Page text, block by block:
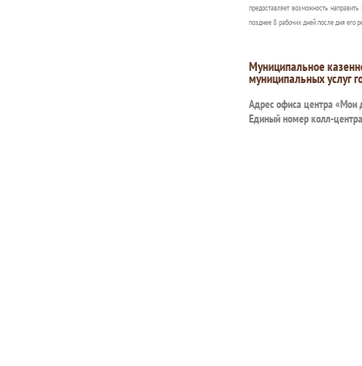
предоставляет возможность
позднее 8 рабочих дней после дня его
Муниципальное
муниципальных услуг
Адрес офиса центра «Мои
Единый номер колл-